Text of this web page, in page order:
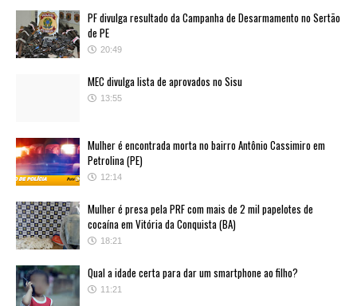
PF divulga resultado da Campanha de Desarmamento no Sertão
de PE
20:49
MEC divulga lista de aprovados no Sisu
13:55
Mulher é encontrada morta no bairro Antônio Cassimiro em
Petrolina (PE)
12:14
Mulher é presa pela PRF com mais de 2 mil papelotes de
cocaína em Vitória da Conquista (BA)
18:21
Qual a idade certa para dar um smartphone ao filho?
11:21